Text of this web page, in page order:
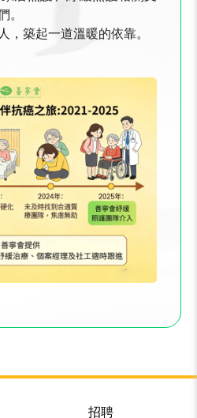
。
，築起一道溫暖的依靠。
招聘